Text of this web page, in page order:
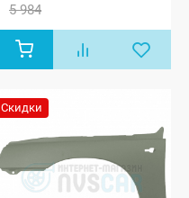
5 984
Скидки